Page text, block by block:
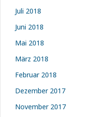
Juli 2018
Juni 2018
Mai 2018
März 2018
Februar 2018
Dezember 2017
November 2017